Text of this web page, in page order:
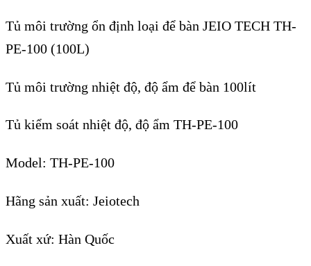
Tủ môi trường ổn định loại để bàn JEIO TECH TH-
PE-100 (100L)
Tủ môi trường nhiệt độ, độ ẩm để bàn 100lít
Tủ kiểm soát nhiệt độ, độ ẩm TH-PE-100
Model: TH-PE-100
Hãng sản xuất: Jeiotech
Xuất xứ: Hàn Quốc